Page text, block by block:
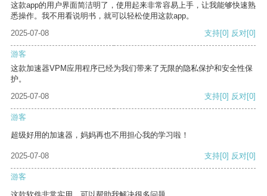
这款app的用户界面简洁明了，使用起来非常容易上手，让我能够快速熟
悉操作。我不用看说明书，就可以轻松使用这款app。
2025-07-08
支持[0] 反对[0]
游客
这款加速器VPM应用程序已经为我们带来了无限的隐私保护和安全性保
护。
2025-07-08
支持[0] 反对[0]
游客
超级好用的加速器，妈妈再也不用担心我的学习啦！
2025-07-08 支持[0] 反对[0]
游客